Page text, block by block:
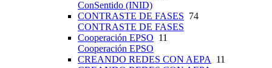
ConSentido (INID)
CONTRASTE DE FASES 74
CONTRASTE DE FASES
Cooperación EPSO 11
Cooperación EPSO
CREANDO REDES CON AEPA 11